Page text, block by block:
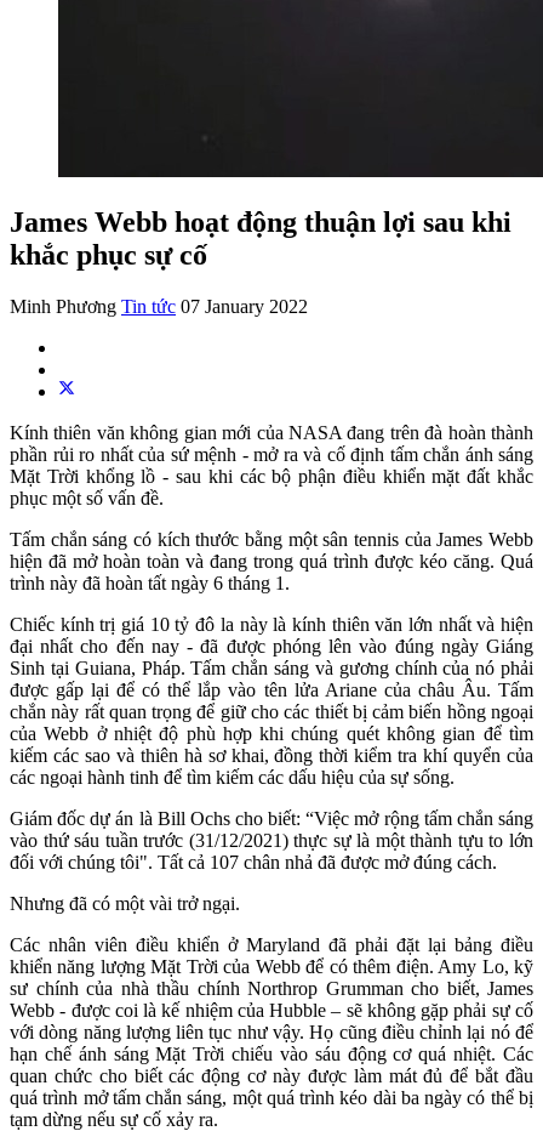
James Webb hoạt động thuận lợi sau khi
khắc phục sự cố
Minh Phương Tin tức 07 January 2022
Kính thiên văn không gian mới của NASA đang trên đà hoàn thành
phần rủi ro nhất của sứ mệnh - mở ra và cố định tấm chắn ánh sáng
Mặt Trời khổng lồ - sau khi các bộ phận điều khiển mặt đất khắc
phục một số vấn đề.
Tấm chắn sáng có kích thước bằng một sân tennis của James Webb
hiện đã mở hoàn toàn và đang trong quá trình được kéo căng. Quá
trình này đã hoàn tất ngày 6 tháng 1.
Chiếc kính trị giá 10 tỷ đô la này là kính thiên văn lớn nhất và hiện
đại nhất cho đến nay - đã được phóng lên vào đúng ngày Giáng
Sinh tại Guiana, Pháp. Tấm chắn sáng và gương chính của nó phải
được gấp lại để có thể lắp vào tên lửa Ariane của châu Âu. Tấm
chắn này rất quan trọng để giữ cho các thiết bị cảm biến hồng ngoại
của Webb ở nhiệt độ phù hợp khi chúng quét không gian để tìm
kiếm các sao và thiên hà sơ khai, đồng thời kiểm tra khí quyển của
các ngoại hành tinh để tìm kiếm các dấu hiệu của sự sống.
Giám đốc dự án là Bill Ochs cho biết: “Việc mở rộng tấm chắn sáng
vào thứ sáu tuần trước (31/12/2021) thực sự là một thành tựu to lớn
đối với chúng tôi". Tất cả 107 chân nhả đã được mở đúng cách.
Nhưng đã có một vài trở ngại.
Các nhân viên điều khiển ở Maryland đã phải đặt lại bảng điều
khiển năng lượng Mặt Trời của Webb để có thêm điện. Amy Lo, kỹ
sư chính của nhà thầu chính Northrop Grumman cho biết, James
Webb - được coi là kế nhiệm của Hubble – sẽ không gặp phải sự cố
với dòng năng lượng liên tục như vậy. Họ cũng điều chỉnh lại nó để
hạn chế ánh sáng Mặt Trời chiếu vào sáu động cơ quá nhiệt. Các
quan chức cho biết các động cơ này được làm mát đủ để bắt đầu
quá trình mở tấm chắn sáng, một quá trình kéo dài ba ngày có thể bị
tạm dừng nếu sự cố xảy ra.